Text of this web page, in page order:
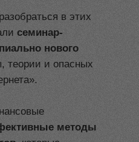
в этих
семинар-
нового
теории и опасных
методы